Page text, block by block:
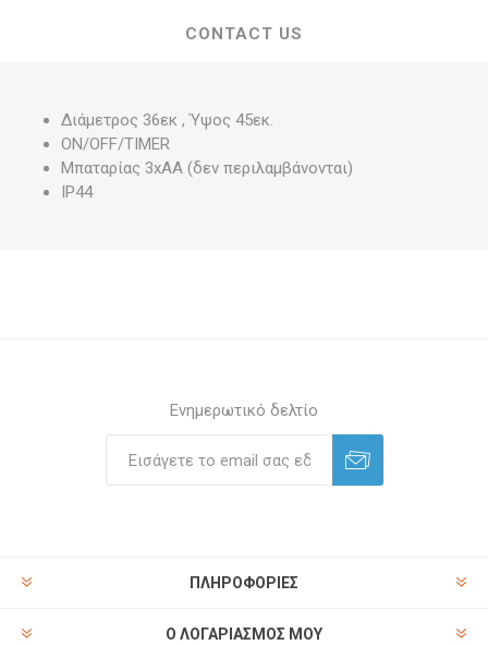
CONTACT US
Διάμετρος 36εκ , Ύψος 45εκ.
ON/OFF/TIMER
Μπαταρίας 3xAA (δεν περιλαμβάνονται)
IP44
Ενημερωτικό δελτίο
ΠΛΗΡΟΦΟΡΊΕΣ
Ο ΛΟΓΑΡΙΑΣΜΌΣ ΜΟΥ